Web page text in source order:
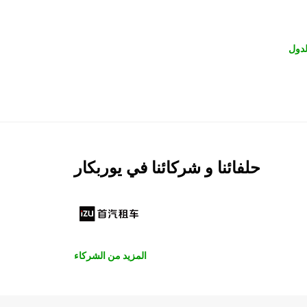
حلفائنا و شركائنا في يوربكار
المزيد من الشركاء